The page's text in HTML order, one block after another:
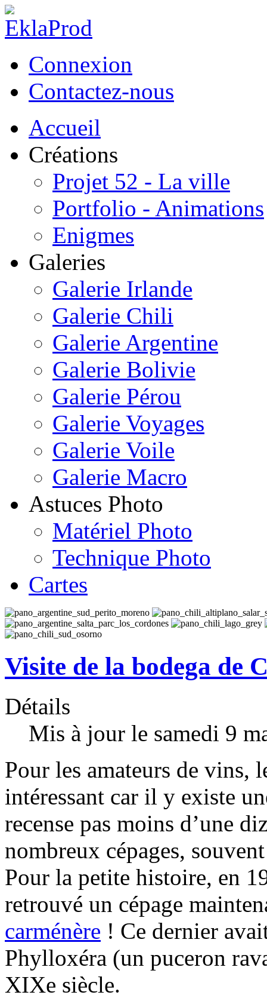
Connexion
Contactez-nous
Accueil
Créations
Projet 52 - La ville
Portfolio - Animations
Enigmes
Galeries
Galerie Irlande
Galerie Chili
Galerie Argentine
Galerie Bolivie
Galerie Pérou
Galerie Voyages
Galerie Voile
Galerie Macro
Astuces Photo
Matériel Photo
Technique Photo
Cartes
Visite de la bodega de
Détails
Mis à jour le samedi 9
Pour les amateurs de vins,
intéressant car il y existe
recense pas moins d’une
nombreux cépages,
Pour la petite histoire, en
retrouvé un cépage
carménère ! Ce dernier
Phylloxéra (un puceron
XIXe siècle.